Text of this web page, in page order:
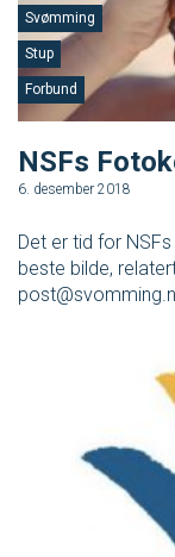
Forbund
Stup
Svømming
NSFs
6. desember 2018
Det er tid for
beste bilde,